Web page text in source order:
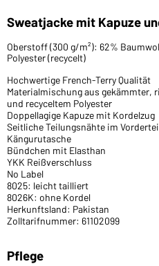
Sweatjacke mit Kapuze
Oberstoff (300 g/m²): 62%
Polyester (recycelt)
Hochwertige French-Terry Qualität
Materialmischung aus gekämmter,
und recyceltem Polyester
Doppellagige Kapuze mit Kordelzug
Seitliche Teilungsnähte im
Kängurutasche
Bündchen mit Elasthan
YKK Reißverschluss
No Label
8025: leicht tailliert
8026K: ohne Kordel
Herkunftsland: Pakistan
Zolltarifnummer: 61102099
Pflege